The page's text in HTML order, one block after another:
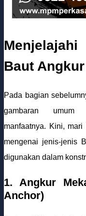
Baut Angkur
Pada bagian
gambaran
manfaatnya. Kini,
mengenai jenis-jenis
digunakan dalam
1. Angkur
Anchor)